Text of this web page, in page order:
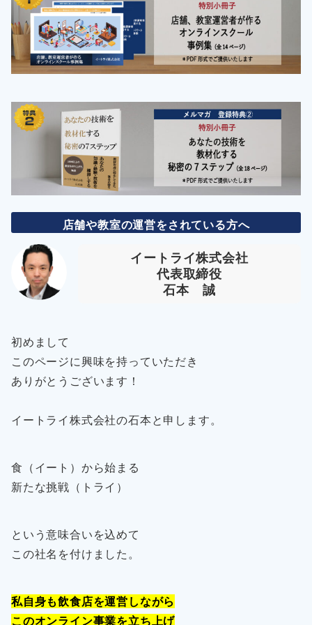
店舗や教室の運営をされている方へ
イートライ株式会社
代表取締役
石本 誠
初めまして
このページに興味を持っていただき
ありがとうございます！
イートライ株式会社の石本と申します。
食（イート）から始まる
新たな挑戦（トライ）
という意味合いを込めて
この社名を付けました。
私自身も飲食店を運営しながら
このオンライン事業を立ち上げ